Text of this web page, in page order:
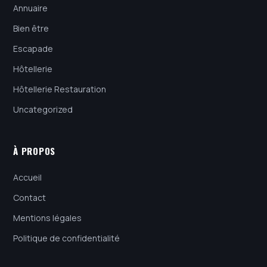
Annuaire
Bien être
Escapade
Hôtellerie
Hôtellerie Restauration
Uncategorized
À PROPOS
Accueil
Contact
Mentions légales
Politique de confidentialité